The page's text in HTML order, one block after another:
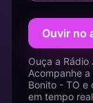
Ouvir no
Ouça a Rádio
Acompanhe
Bonito - TO e
em tempo